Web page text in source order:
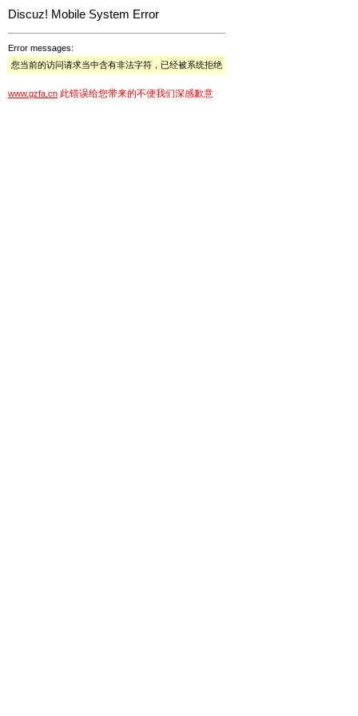
Discuz! Mobile System Error
Error messages:
您当前的访问请求当中含有非法字符，已经被系统拒绝
www.gzfa.cn 此错误给您带来的不便我们深感歉意